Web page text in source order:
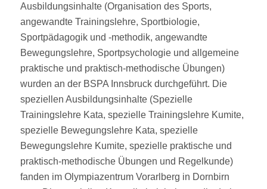
Ausbildungsinhalte (Organisation des Sports,
angewandte Trainingslehre, Sportbiologie,
Sportpädagogik und -methodik, angewandte
Bewegungslehre, Sportpsychologie und allgemeine
praktische und praktisch-methodische Übungen)
wurden an der BSPA Innsbruck durchgeführt. Die
speziellen Ausbildungsinhalte (Spezielle
Trainingslehre Kata, spezielle Trainingslehre Kumite,
spezielle Bewegungslehre Kata, spezielle
Bewegungslehre Kumite, spezielle praktische und
praktisch-methodische Übungen und Regelkunde)
fanden im Olympiazentrum Vorarlberg in Dornbirn